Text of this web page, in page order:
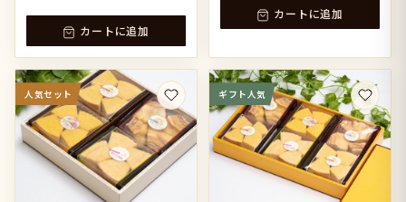
カートに追加
カートに追加
人気セット ギフト人気